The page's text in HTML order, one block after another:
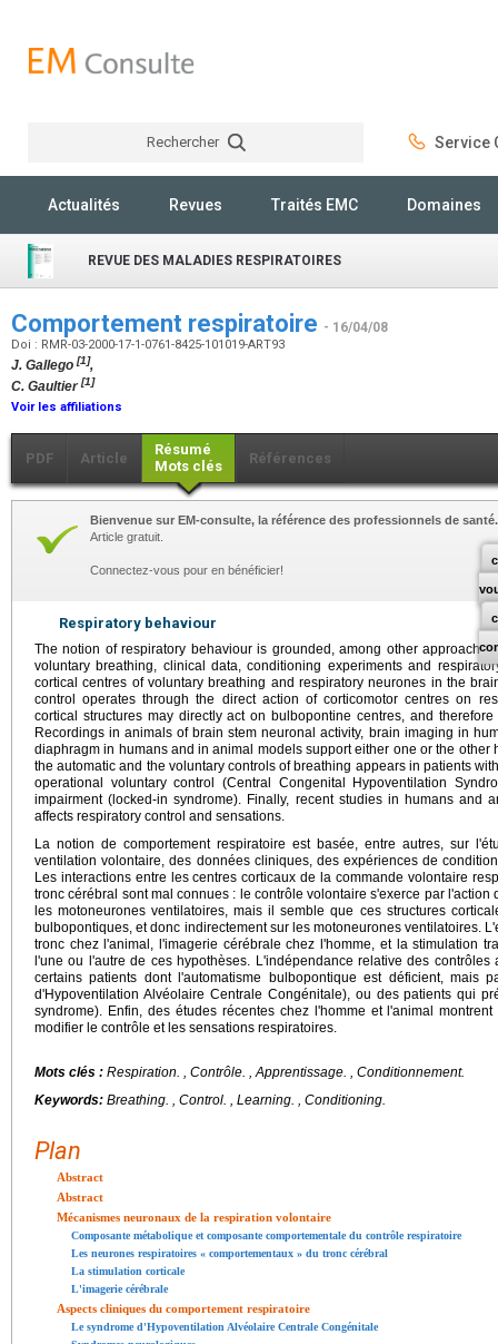
Rechercher Service
Actualités Revues Traités EMC Domaines
REVUE DES MALADIES RESPIRATOIRES
Comportement respiratoire - 16/04/08
Doi : RMR-03-2000-17-1-0761-8425-101019-ART93
J. Gallego [1],
C. Gaultier[1]
Voir les affiliations
PDF Article
Résumé
Mots clés
Références
Bienvenue sur EM-consulte, la référence des professionnels de santé.
Article gratuit.
Connectez-vous pour en bénéficier!
Respiratory behaviour
The notion of respiratory behaviour is grounded, among other
voluntary breathing, clinical data, conditioning experiments and
cortical centres of voluntary breathing and respiratory neurones in the
control operates through the direct action of corticomotor centres on
cortical structures may directly act on bulbopontine centres, and
Recordings in animals of brain stem neuronal activity, brain imaging in
diaphragm in humans and in animal models support either one or the other
the automatic and the voluntary controls of breathing appears in patients
operational voluntary control (Central Congenital Hypoventilation
impairment (locked-in syndrome). Finally, recent studies in humans and
affects respiratory control and sensations.
La notion de comportement respiratoire est basée, entre autres, sur
ventilation volontaire, des données cliniques, des expériences de
Les interactions entre les centres corticaux de la commande volontaire
tronc cérébral sont mal connues : le contrôle volontaire s'exerce par l'action
les motoneurones ventilatoires, mais il semble que ces structures
bulbopontiques, et donc indirectement sur les motoneurones ventilatoires.
tronc chez l'animal, l'imagerie cérébrale chez l'homme, et la stimulation
l'une ou l'autre de ces hypothèses. L'indépendance relative des
certains patients dont l'automatisme bulbopontique est déficient, mais
d'Hypoventilation Alvéolaire Centrale Congénitale), ou des patients qui
syndrome). Enfin, des études récentes chez l'homme et l'animal
modifier le contrôle et les sensations respiratoires.
Mots clés : Respiration. , Contrôle. , Apprentissage. , Conditionnement.
Keywords: Breathing. , Control. , Learning. , Conditioning.
Plan
Abstract
Abstract
Mécanismes neuronaux de la respiration volontaire
Composante métabolique et composante comportementale du contrôle respiratoire
Les neurones respiratoires « comportementaux » du tronc cérébral
La stimulation corticale
L'imagerie cérébrale
Aspects cliniques du comportement respiratoire
Le syndrome d'Hypoventilation Alvéolaire Centrale Congénitale